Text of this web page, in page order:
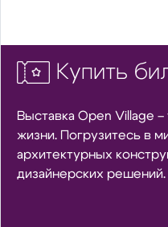
Купить
Выставка Open Village
жизни. Погрузитесь в
архитектурных
дизайнерских решений.